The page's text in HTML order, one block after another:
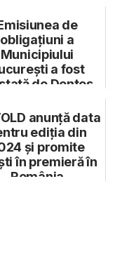
de
obligațiuni a
Municipiului
a fost
de Dentos
anunță data
ediția din
și promite
în premieră în
România